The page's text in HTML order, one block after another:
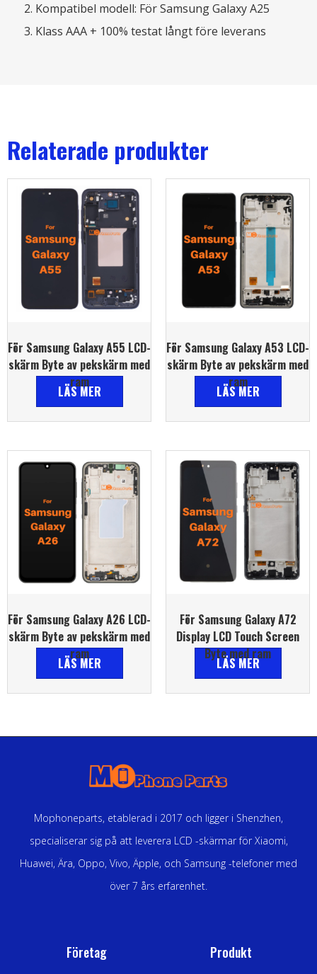
Kompatibel modell: För Samsung Galaxy A25
Klass AAA + 100% testat långt före leverans
Relaterade produkter
För Samsung Galaxy A55 LCD-
skärm Byte av pekskärm med
ram
LÄS MER
För Samsung Galaxy A53 LCD-
skärm Byte av pekskärm med
ram
LÄS MER
För Samsung Galaxy A26 LCD-
skärm Byte av pekskärm med
ram
LÄS MER
För Samsung Galaxy A72
Display LCD Touch Screen
Byte med ram
LÄS MER
Mophoneparts, etablerad i 2017 och ligger i Shenzhen,
specialiserar sig på att leverera LCD -skärmar för Xiaomi,
Huawei, Ära, Oppo, Vivo, Äpple, och Samsung -telefoner med
över 7 års erfarenhet.
Företag Produkt